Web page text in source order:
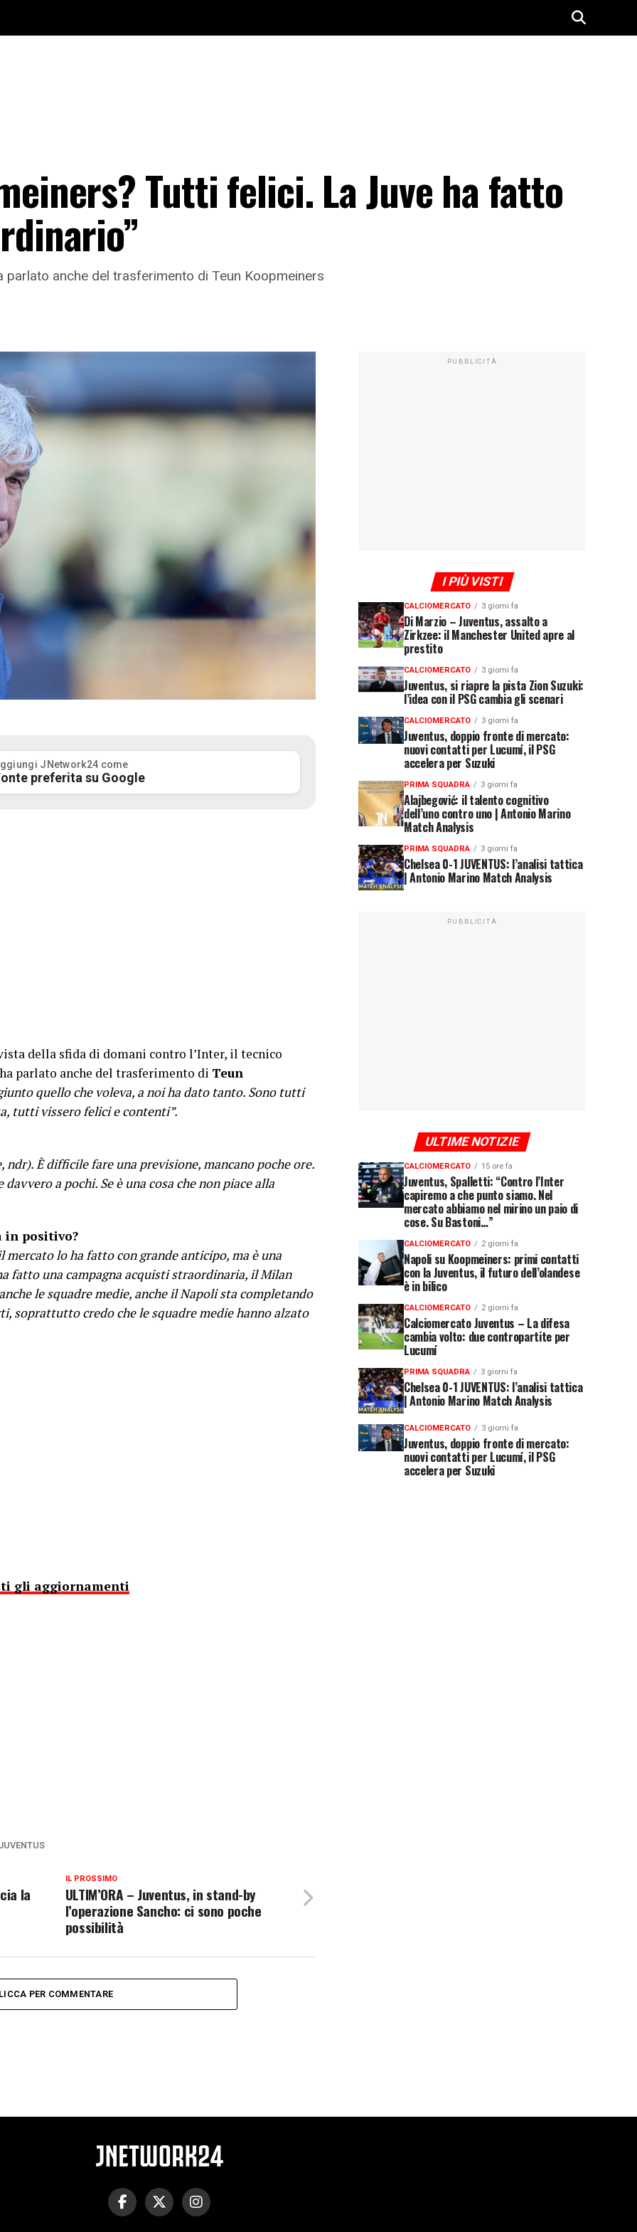
Tutti felici. La Juve ha fatto
parlato anche del trasferimento di Teun Koopmeiners
JNetwork24 come
preferita su Google
della sfida di domani contro l’Inter, il tecnico
parlato anche del trasferimento di Teun
quello che voleva, a noi ha dato tanto. Sono tutti
tutti vissero felici e contenti”.
È difficile fare una previsione, mancano poche ore.
a pochi. Se è una cosa che non piace alla
in positivo?
lo ha fatto con grande anticipo, ma è una
fatto una campagna acquisti straordinaria, il Milan
le squadre medie, anche il Napoli sta completando
soprattutto credo che le squadre medie hanno alzato
gli aggiornamenti
IL PROSSIMO
ULTIM’ORA – Juventus, in stand-by
l’operazione Sancho: ci sono poche
possibilità
la
PER COMMENTARE
PUBBLICITÀ
I PIÙ VISTI
CALCIOMERCATO 3 giorni fa
Di Marzio – Juventus, assalto a
Zirkzee: il Manchester United apre al
prestito
CALCIOMERCATO 3 giorni fa
Juventus, si riapre la pista Zion Suzuki:
l’idea con il PSG cambia gli scenari
CALCIOMERCATO 3 giorni fa
Juventus, doppio fronte di mercato:
nuovi contatti per Lucumí, il PSG
accelera per Suzuki
PRIMA SQUADRA 3 giorni fa
Alajbegović: il talento cognitivo
dell’uno contro uno | Antonio Marino
Match Analysis
PRIMA SQUADRA 3 giorni fa
Chelsea 0-1 JUVENTUS: l’analisi tattica
| Antonio Marino Match Analysis
PUBBLICITÀ
ULTIME NOTIZIE
CALCIOMERCATO 15 ore fa
Juventus, Spalletti: “Contro l’Inter
capiremo a che punto siamo. Nel
mercato abbiamo nel mirino un paio di
cose. Su Bastoni…”
CALCIOMERCATO 2 giorni fa
Napoli su Koopmeiners: primi contatti
con la Juventus, il futuro dell’olandese
è in bilico
CALCIOMERCATO 2 giorni fa
Calciomercato Juventus – La difesa
cambia volto: due contropartite per
Lucumí
PRIMA SQUADRA 3 giorni fa
Chelsea 0-1 JUVENTUS: l’analisi tattica
| Antonio Marino Match Analysis
CALCIOMERCATO 3 giorni fa
Juventus, doppio fronte di mercato:
nuovi contatti per Lucumí, il PSG
accelera per Suzuki